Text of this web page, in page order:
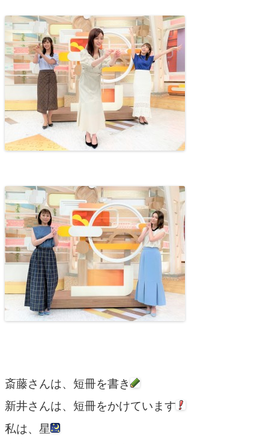
斎藤さんは、短冊を書き
新井さんは、短冊をかけています
私は、星